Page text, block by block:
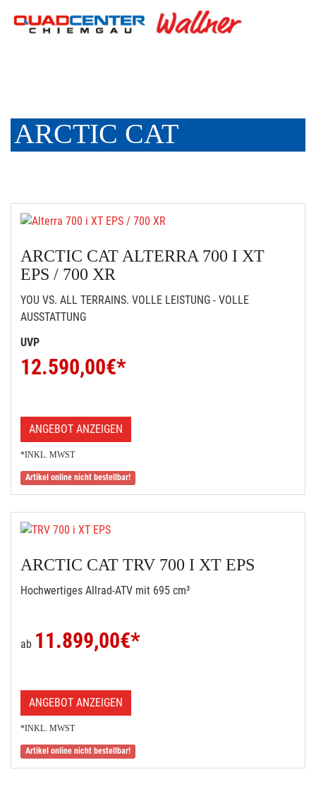
ARCTIC CAT
ARCTIC CAT ALTERRA 700 I XT
EPS / 700 XR
YOU VS. ALL TERRAINS. VOLLE LEISTUNG - VOLLE
AUSSTATTUNG
UVP
12.590,00€*
ANGEBOT ANZEIGEN
*INKL. MWST
Artikel online nicht bestellbar!
ARCTIC CAT TRV 700 I XT EPS
Hochwertiges Allrad-ATV mit 695 cm³
ab 11.899,00€*
ANGEBOT ANZEIGEN
*INKL. MWST
Artikel online nicht bestellbar!